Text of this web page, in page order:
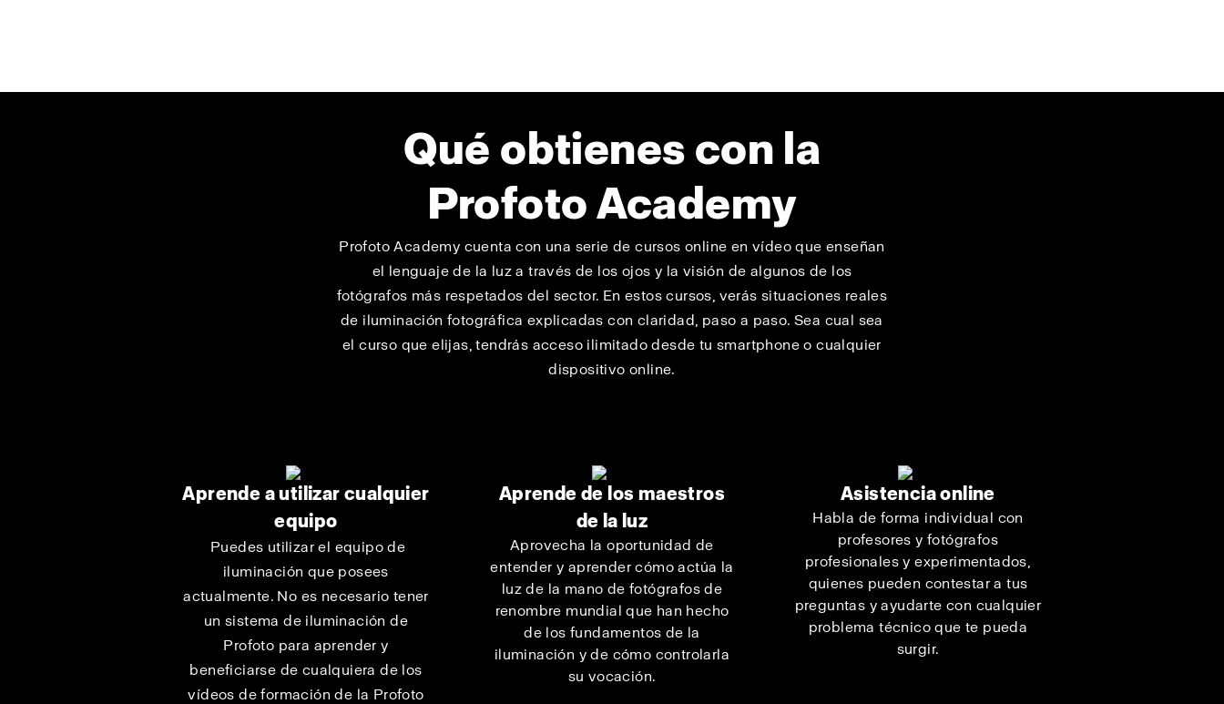
Qué obtienes con la
Profoto Academy
Profoto Academy cuenta con una serie de cursos online en vídeo que enseñan
el lenguaje de la luz a través de los ojos y la visión de algunos de los
fotógrafos más respetados del sector. En estos cursos, verás situaciones reales
de iluminación fotográfica explicadas con claridad, paso a paso. Sea cual sea
el curso que elijas, tendrás acceso ilimitado desde tu smartphone o cualquier
dispositivo online.
Aprende a utilizar cualquier
equipo
Puedes utilizar el equipo de
iluminación que posees
actualmente. No es necesario tener
un sistema de iluminación de
Profoto para aprender y
beneficiarse de cualquiera de los
vídeos de formación de la Profoto
Aprende de los maestros
de la luz
Aprovecha la oportunidad de
entender y aprender cómo actúa la
luz de la mano de fotógrafos de
renombre mundial que han hecho
de los fundamentos de la
iluminación y de cómo controlarla
su vocación.
Asistencia online
Habla de forma individual con
profesores y fotógrafos
profesionales y experimentados,
quienes pueden contestar a tus
preguntas y ayudarte con cualquier
problema técnico que te pueda
surgir.